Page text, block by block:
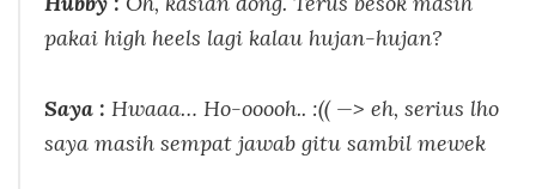
pakai high heels lagi kalau hujan-hujan?
Saya : Hwaaa… Ho-ooooh.. :(( —> eh, serius lho
saya masih sempat jawab gitu sambil mewek